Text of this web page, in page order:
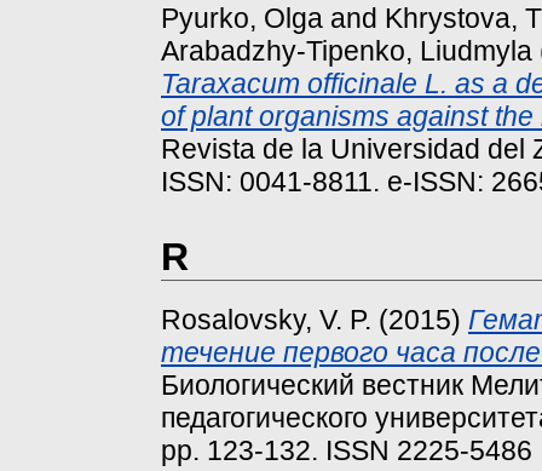
Pyurko, Olga and Khrystova,
Arabadzhy-Tipenko, Liudmyla
Taraxacum officinale L. as a
of plant organisms against
Revista de la Universidad del
ISSN: 0041-8811. e-ISSN:
R
Rosalovsky, V. P. (2015)
течение первого часа
Биологический вестник
педагогического
pp. 123-132. ISSN 2225-5486